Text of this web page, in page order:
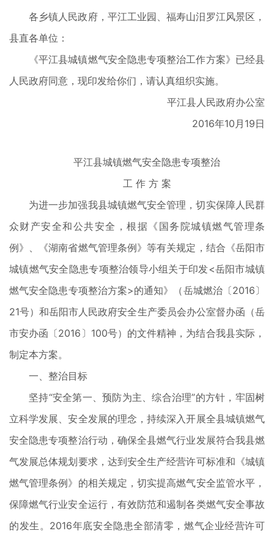
各乡镇人民政府，平江工业园、福寿山汨罗江风景区，
县直各单位：
《平江县城镇燃气安全隐患专项整治工作方案》已经县
人民政府同意，现印发给你们，请认真组织实施。
平江县人民政府办公室
2016年10月19日
平江县城镇燃气安全隐患专项整治
工 作 方 案
为进一步加强我县城镇燃气安全管理，切实保障人民群
众财产安全和公共安全，根据《国务院城镇燃气管理条
例》、《湖南省燃气管理条例》等有关规定，结合《岳阳市
城镇燃气安全隐患专项整治领导小组关于印发<岳阳市城镇
燃气安全隐患专项整治方案>的通知》（岳城燃治〔2016〕
21号）和岳阳市人民政府安全生产委员会办公室督办函（岳
市安办函〔2016〕100号）的文件精神，为结合我县实际，
制定本方案。
一、整治目标
坚持“安全第一、预防为主、综合治理”的方针，牢固树
立科学发展、安全发展的理念，持续深入开展全县城镇燃气
安全隐患专项整治行动，确保全县燃气行业发展符合我县燃
气发展总体规划要求，达到安全生产经营许可标准和《城镇
燃气管理条例》的相关规定，切实提高燃气安全监管水平，
保障燃气行业安全运行，有效防范和遏制各类燃气安全事故
的发生。2016年底安全隐患全部清零，燃气企业经营许可